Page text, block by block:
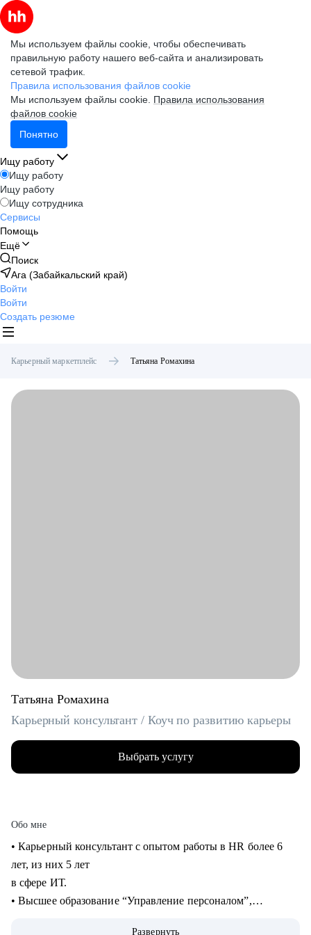
Мы используем файлы cookie, чтобы обеспечивать
правильную работу нашего веб-сайта и анализировать
сетевой трафик.
Правила использования файлов cookie
Мы используем файлы cookie. Правила использования
файлов cookie
Понятно
Ищу работу
Ищу работу
Ищу работу
Ищу сотрудника
Сервисы
Помощь
Ещё
Поиск
Ага (Забайкальский край)
Войти
Войти
Создать резюме
Карьерный маркетплейс Татьяна Ромахина
Татьяна Ромахина
Карьерный консультант / Коуч по развитию карьеры
Выбрать услугу
Обо мне
• Карьерный консультант с опытом работы в HR более 6
лет, из них 5 лет
в сфере ИТ.
• Высшее образование “Управление персоналом”,
Развернуть